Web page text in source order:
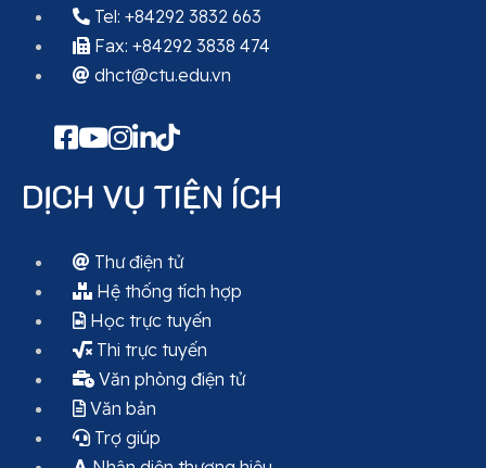
Tel: +84292 3832 663
Fax: +84292 3838 474
dhct@ctu.edu.vn
DỊCH VỤ TIỆN ÍCH
Thư điện tử
Hệ thống tích hợp
Học trực tuyến
Thi trực tuyến
Văn phòng điện tử
Văn bản
Trợ giúp